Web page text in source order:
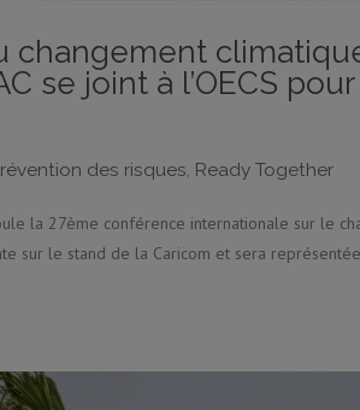
changement
se joint à l’OECS
des risques, Ready Together
la 27ème conférence internationale sur le
sur le stand de la Caricom et sera